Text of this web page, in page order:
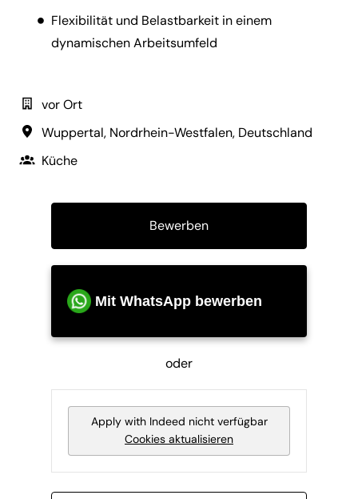
Flexibilität und Belastbarkeit in einem
dynamischen Arbeitsumfeld
vor Ort
Wuppertal, Nordrhein-Westfalen, Deutschland
Küche
Bewerben
Mit WhatsApp bewerben
oder
Apply with Indeed nicht verfügbar
Cookies aktualisieren